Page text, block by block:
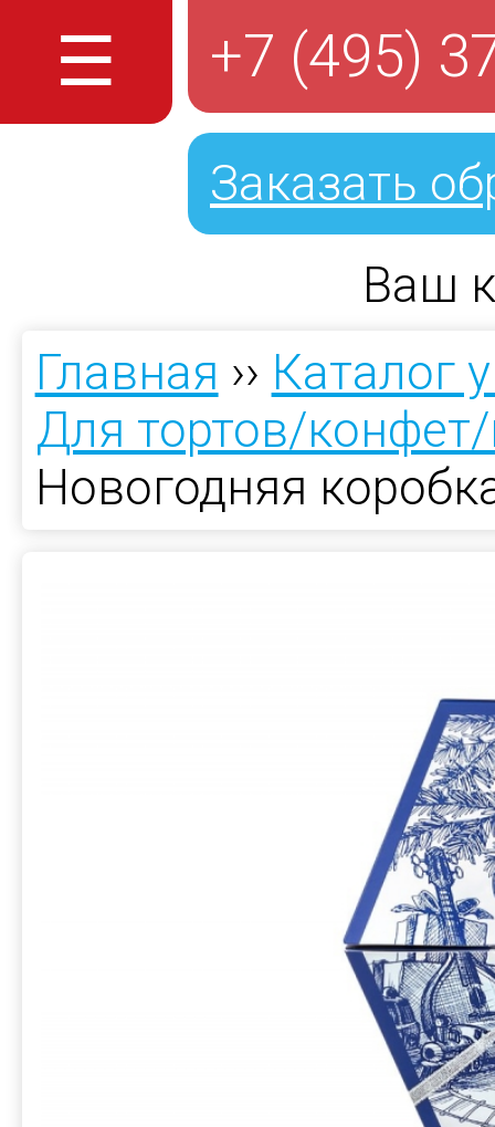
☰ +7 (495)
Заказать
Ваш
Главная ›› Каталог
Для тортов/
Новогодняя